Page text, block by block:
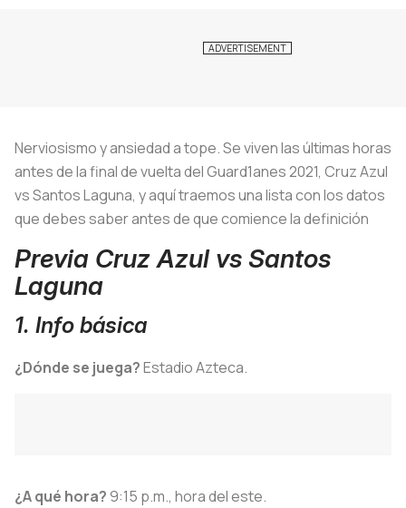
Nerviosismo y ansiedad a tope. Se viven las últimas horas
antes de la final de vuelta del Guard1anes 2021, Cruz Azul
vs Santos Laguna, y aquí traemos una lista con los datos
que debes saber antes de que comience la definición
Previa Cruz Azul vs Santos
Laguna
1. Info básica
¿Dónde se juega?Estadio Azteca.
¿A qué hora?9:15 p.m., hora del este.